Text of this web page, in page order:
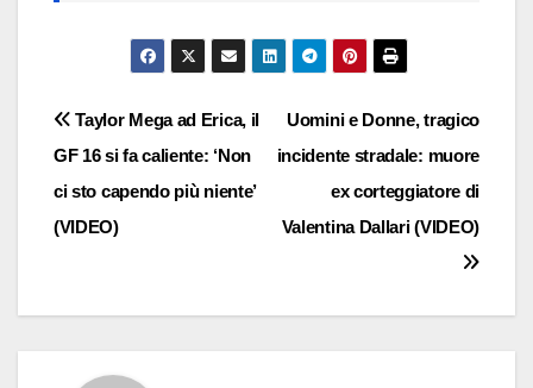
Navigazione
articoli
Uomini e Donne, tragico
incidente stradale: muore
ex corteggiatore di
Valentina Dallari (VIDEO)
Taylor Mega ad Erica, il
GF 16 si fa caliente: ‘Non
ci sto capendo più niente’
(VIDEO)